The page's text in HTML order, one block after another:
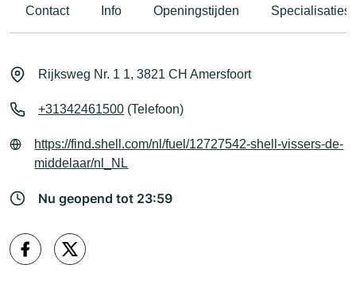
Contact Info Openingstijden Specialisaties
Rijksweg Nr. 1 1, 3821 CH Amersfoort
+31342461500 (Telefoon)
https://find.shell.com/nl/fuel/12727542-shell-vissers-de-
middelaar/nl_NL
Nu geopend tot 23:59